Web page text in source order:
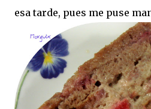
esa tarde, pues me puse